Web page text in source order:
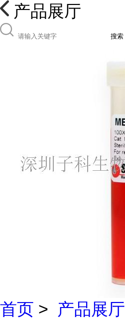
产品展厅
搜索
首页 > 产品展厅